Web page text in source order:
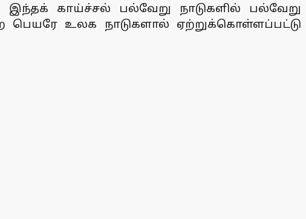
காய்ச்சல் பல்வேறு நாடுகளில் பல்வேறு
பெயரே உலக நாடுகளால் ஏற்றுக்கொள்ளப்பட்டு